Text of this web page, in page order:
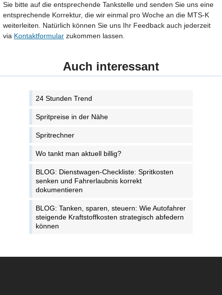
Sie bitte auf die entsprechende Tankstelle und senden Sie uns eine
entsprechende Korrektur, die wir einmal pro Woche an die MTS-K
weiterleiten. Natürlich können Sie uns Ihr Feedback auch jederzeit
via Kontaktformular zukommen lassen.
Auch interessant
24 Stunden Trend
Spritpreise in der Nähe
Spritrechner
Wo tankt man aktuell billig?
BLOG: Dienstwagen-Checkliste: Spritkosten
senken und Fahrerlaubnis korrekt
dokumentieren
BLOG: Tanken, sparen, steuern: Wie Autofahrer
steigende Kraftstoffkosten strategisch abfedern
können